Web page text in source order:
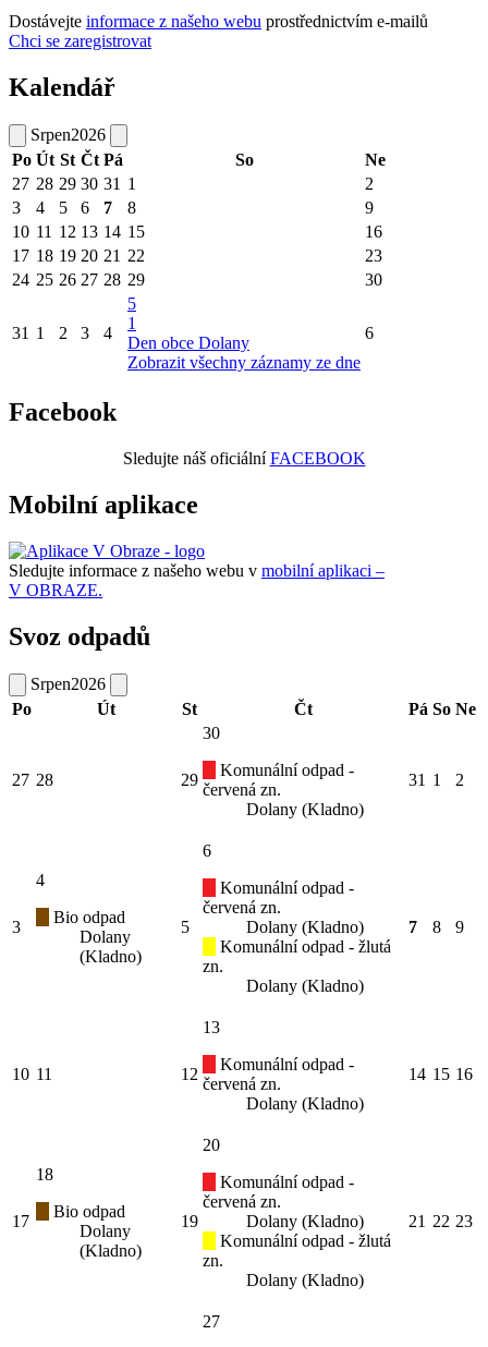
Dostávejte informace z našeho webu prostřednictvím e-mailů
Chci se zaregistrovat
Kalendář
Srpen2026
Po Út St Čt Pá So
Ne
27 28 29 30 31 1
2
3
4 5 6 7 8
9
10 11 12 13 14 15
16
17 18 19 20 21 22
23
24 25 26 27 28 29 30
31 1 2 3 4
5
1
Den obce Dolany
Zobrazit všechny záznamy ze dne
6
Facebook
Sledujte náš oficiálníFACEBOOK
Mobilní aplikace
Sledujte informace z našeho webu v mobilní aplikaci –
V OBRAZE.
Svoz odpadů
Srpen2026
Po
Út St Čt Pá So Ne
27 28 29
30
Komunální odpad -
červená zn.
Dolany (Kladno)
31 1 2
3
4
Bio odpad
Dolany
(Kladno)
5
6
Komunální odpad -
červená zn.
Dolany (Kladno)
Komunální odpad - žlutá
zn.
Dolany (Kladno)
7 8 9
10 11 12
13
Komunální odpad -
červená zn.
Dolany (Kladno)
14 15 16
17
18
Bio odpad
Dolany
(Kladno)
19
20
Komunální odpad -
červená zn.
Dolany (Kladno)
Komunální odpad - žlutá
zn.
Dolany (Kladno)
21 22 23
27